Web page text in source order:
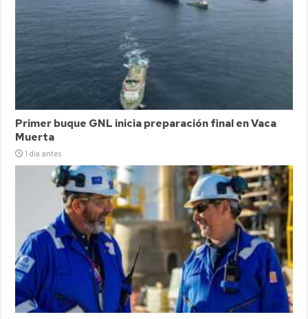
Primer buque GNL inicia preparación final en Vaca
Muerta
1 día antes